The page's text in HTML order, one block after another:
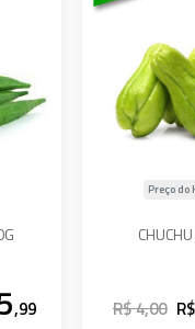
,99
Preço do
R$ 4,00 R$